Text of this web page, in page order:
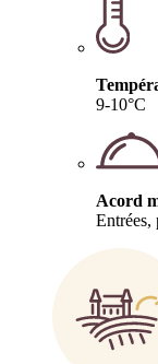
9-10°C
Acord
Entrées,